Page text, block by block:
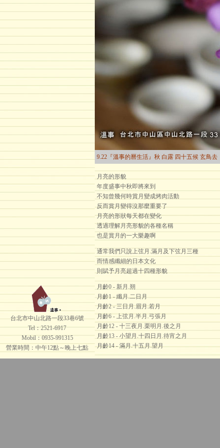
9.22『溫事的曆生活』秋 白露 四十五候 玄鳥去
月亮的形貌
年度盛事中秋即將來到
不知曾幾何時賞月變成烤肉活動
反而賞月變得沒那麼重要了
月亮的形狀每天都在變化
透過理解月亮形貌的各種名稱
也是賞月的一大樂趣啊
通常我們只說上弦月.滿月及下弦月三種
而情感纖細的日本文化
則賦予月亮超過十四種形貌
月齡0 - 新月.朔
月齡1 - 纖月.二日月
月齡2 - 三日月.眉月.若月
月齡6 - 上弦月.半月.弓張月
月齡12 - 十三夜月.栗明月.後之月
月齡13 - 小望月.十四日月.待宵之月
月齡14 - 滿月.十五月.望月
台北市中山北路一段33巷6號
Tel：2521-6917
Mobil：0935-991315
營業時間：中午12點～晚上七點